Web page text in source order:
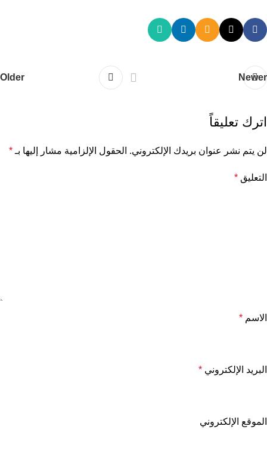
Newer
Older
اترك تعليقاً
لن يتم نشر عنوان بريدك الإلكتروني. الحقول الإلزامية مشار إليها بـ *
التعليق *
الاسم *
البريد الإلكتروني *
الموقع الإلكتروني